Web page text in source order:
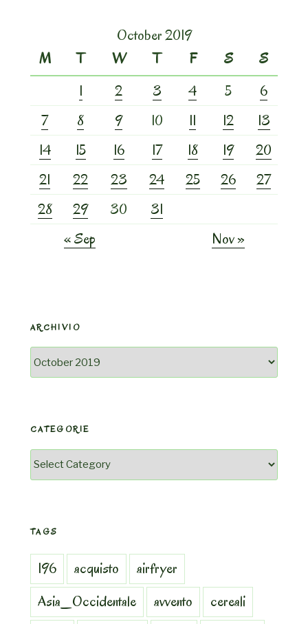
October 2019
M
T W T F S
S
1
2 3 4 5
6
7
8 9 10 11 12
13
14
15 16 17 18 19
20
21
22 23 24 25 26
27
28
29 30
31
« Sep
Nov »
ARCHIVIO
Archivio
CATEGORIE
Categorie
TAGS
196 acquisto
airfryer
Asia_Occidentale
avvento
cereali